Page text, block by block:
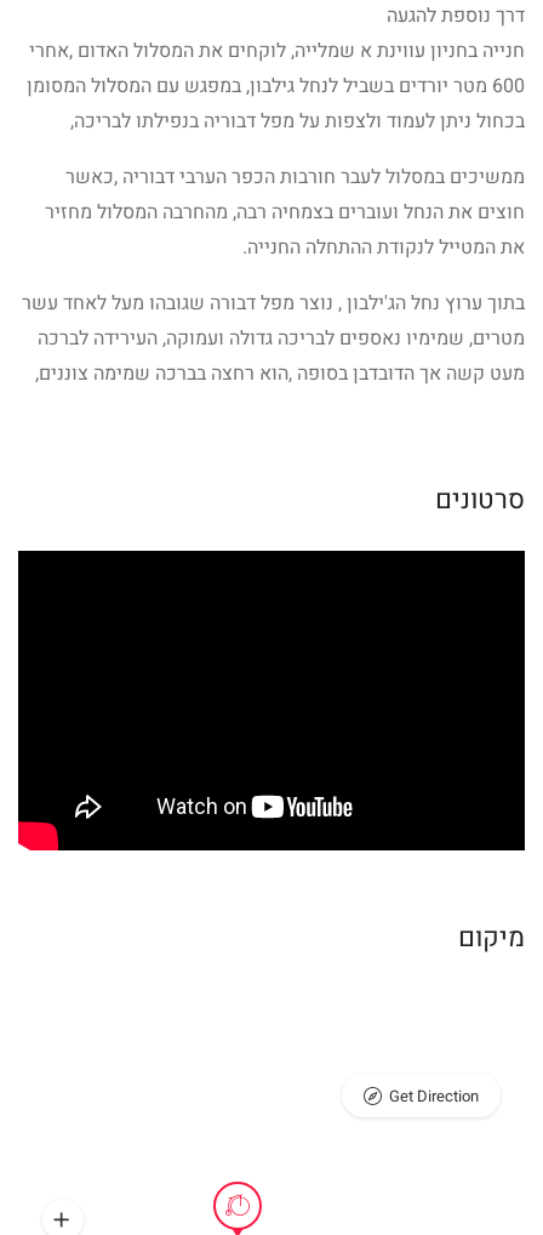
דרך נוספת להגעה
חנייה בחניון עווינת א שמלייה, לוקחים את המסלול האדום ,אחרי
600 מטר יורדים בשביל לנחל גילבון, במפגש עם המסלול המסומן
בכחול ניתן לעמוד ולצפות על מפל דבוריה בנפילתו לבריכה,
ממשיכים במסלול לעבר חורבות הכפר הערבי דבוריה ,כאשר
חוצים את הנחל ועוברים בצמחיה רבה, מהחרבה המסלול מחזיר
את המטייל לנקודת ההתחלה החנייה.
בתוך ערוץ נחל הג'ילבון , נוצר מפל דבורה שגובהו מעל לאחד עשר
מטרים, שמימיו נאספים לבריכה גדולה ועמוקה, העירידה לברכה
מעט קשה אך הדובדבן בסופה ,הוא רחצה בברכה שמימה צוננים,
סרטונים
מיקום
Get Direction